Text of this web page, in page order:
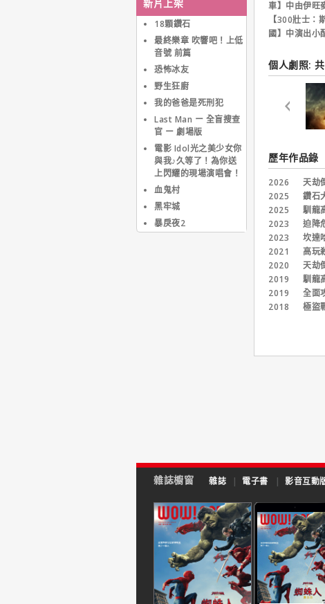
是洪金寶與林子祥主演的
動作喜劇【貓頭鷹與小飛
象】(1984)。
初入演藝圈的楊紫瓊善用
片女打仔新天地。作品諸
如【夏日福星】、【皇家
師姐】、【小蝦米對大鯨
警察】、【新流星蝴蝶
劍】、【東方三俠】、
【超級計劃】、【詠
春】、【七金剛】與【新
烏龍院】等，都是台港中
觀眾耳熟能詳的佳作。
作類型首度演出劇情片，
在中港日合資的【宋家王
朝】飾演民初宋氏三姊妹
【黃石任務】、【神鬼傳
奇3】、【功夫熊貓】以
近年來隨著性平意識高漲
以及好萊塢的女力崛醒浪
潮，楊紫瓊的戲路也越走
越寬廣。【瘋狂亞洲富
豪】與【去年聖誕節】嚴
肅中又不乏討喜的演出；
【尚氣與十環傳奇】和
【媽的多重宇宙】強化女
新片上架
18顆鑽石
最終樂章 吹響吧！上低
音號 前篇
恐怖冰友
野生狂廚
我的爸爸是死刑犯
Last Man ー 全盲搜查
官 ー 劇場版
電影 Idol光之美少女你
與我♪久等了！為你送
上閃耀的現場演唱會！
血鬼村
黑牢城
暴戾夜2
車】中由伊旺
【300壯士
國】中演出小
個人劇照:
歷年作品錄
2026
天劫
2025
鑽石
2025
馴龍
2023
迫降
2023
坎達
2021
高玩
2020
天劫
2019
馴龍
2019
全面
2018
極盜
雜誌櫥窗 雜誌 | 電子書 | 影音互動